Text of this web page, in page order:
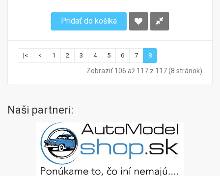
Pridať do košíka
|< < 1 2 3 4 5 6 7 8
Zobraziť 106 až 117 z 117 (8 stránok)
Naši partneri: